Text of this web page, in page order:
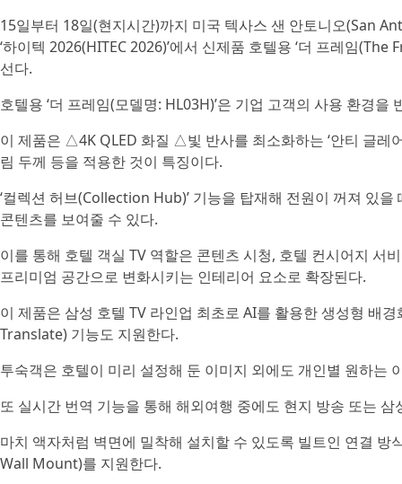
15일부터 18일(현지시간)까지 미국 텍사스 샌 안토니오(San
‘하이텍 2026(HITEC 2026)’에서 신제품 호텔용 ‘더 프레임
선다.
호텔용 ‘더 프레임(모델명: HL03H)’은 기업 고객의 사용 환경을
이 제품은 △4K QLED 화질 △빛 반사를 최소화하는 ‘안티 글
림 두께 등을 적용한 것이 특징이다.
‘컬렉션 허브(Collection Hub)’ 기능을 탑재해 전원이 꺼져 있
콘텐츠를 보여줄 수 있다.
이를 통해 호텔 객실 TV 역할은 콘텐츠 시청, 호텔 컨시어지 서
프리미엄 공간으로 변화시키는 인테리어 요소로 확장된다.
이 제품은 삼성 호텔 TV 라인업 최초로 AI를 활용한 생성형 배
Translate) 기능도 지원한다.
투숙객은 호텔이 미리 설정해 둔 이미지 외에도 개인별 원하는
또 실시간 번역 기능을 통해 해외여행 중에도 현지 방송 또는
마치 액자처럼 벽면에 밀착해 설치할 수 있도록 빌트인 연결
Wall Mount)를 지원한다.